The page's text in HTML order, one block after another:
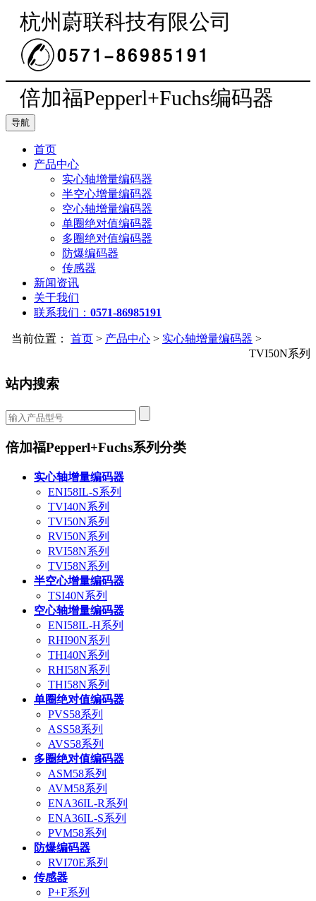
杭州蔚联科技有限公司
倍加福Pepperl+Fuchs编码器
导航
首页
产品中心
实心轴增量编码器
半空心增量编码器
空心轴增量编码器
单圈绝对值编码器
多圈绝对值编码器
防爆编码器
传感器
新闻资讯
关于我们
联系我们： 0571-86985191
当前位置： 首页 > 产品中心 > 实心轴增量编码器 >
TVI50N系列
站内搜索
倍加福Pepperl+Fuchs系列分类
实心轴增量编码器
ENI58IL-S系列
TVI40N系列
TVI50N系列
RVI50N系列
RVI58N系列
TVI58N系列
半空心增量编码器
TSI40N系列
空心轴增量编码器
ENI58IL-H系列
RHI90N系列
THI40N系列
RHI58N系列
THI58N系列
单圈绝对值编码器
PVS58系列
ASS58系列
AVS58系列
多圈绝对值编码器
ASM58系列
AVM58系列
ENA36IL-R系列
ENA36IL-S系列
PVM58系列
防爆编码器
RVI70E系列
传感器
P+F系列